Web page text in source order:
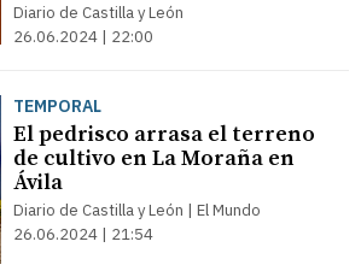
Diario de Castilla y León
26.06.2024 | 22:00
TEMPORAL
El pedrisco arrasa el terreno
de cultivo en La Moraña en
Ávila
Diario de Castilla y León | El Mundo
26.06.2024 | 21:54